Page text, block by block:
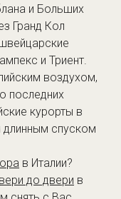
и Больших
Гранд Кол
и Триент.
воздухом,
последних
курорты в
спуском
в Италии?
до двери в